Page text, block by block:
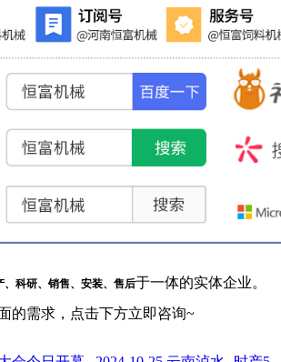
、科研、销售、安装、售后于一体的实体企业。
的需求，点击下方立即咨询~